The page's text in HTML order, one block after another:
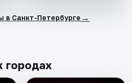
в Санкт-Петербурге →
городах